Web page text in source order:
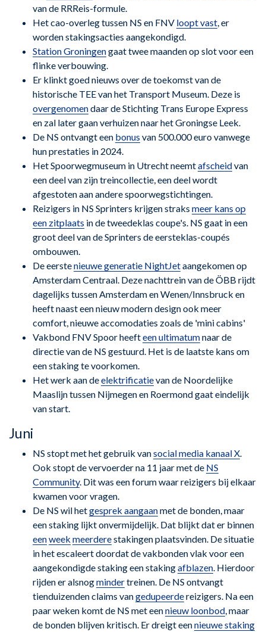
van de RRReis-formule.
Het cao-overleg tussen NS en FNV loopt vast , er
worden stakingsacties aangekondigd.
Station Groningengaat twee maanden op slot voor een
flinke verbouwing.
Er klinkt goed nieuws over de toekomst van de
historische TEE van het Transport Museum. Deze is
overgenomendaar de Stichting Trans Europe Express
en zal later gaan verhuizen naar het Groningse Leek.
De NS ontvangt een bonus van 500.000 euro vanwege
hun prestaties in 2024.
Het Spoorwegmuseum in Utrecht neemtafscheidvan
een deel van zijn treincollectie, een deel wordt
afgestoten aan andere spoorwegstichtingen.
Reizigers in NS Sprinters krijgen straks meer kans op
een zitplaats in de tweedeklas coupe's. NS gaat in een
groot deel van de Sprinters de eersteklas-coupés
ombouwen.
De eerstenieuwe generatie NightJetaangekomen op
Amsterdam Centraal. Deze nachttrein van de ÖBB rijdt
dagelijks tussen Amsterdam en Wenen/Innsbruck en
heeft naast een nieuw modern design ook meer
comfort, nieuwe accomodaties zoals de 'mini cabins'
Vakbond FNV Spoor heefteen ultimatumnaar de
directie van de NS gestuurd. Het is de laatste kans om
een staking te voorkomen.
Het werk aan deelektrificatievan de Noordelijke
Maaslijn tussen Nijmegen en Roermond gaat eindelijk
van start.
Juni
NS stopt met het gebruik vansocial media kanaal X
Ook stopt de vervoerder na 11 jaar met de NS
Community. Dit was een forum waar reizigers bij elkaar
kwamen voor vragen.
De NS wil hetgesprek aangaanmet de bonden, maar
een staking lijkt onvermijdelijk. Dat blijkt dat er binnen
eenweek meerderestakingen plaatsvinden. De situatie
in het escaleert doordat de vakbonden vlak voor een
aangekondigde staking een stakingafblazen . Hierdoor
rijden er alsnogmindertreinen. De NS ontvangt
tienduizenden claims vangedupeerdereizigers. Na een
paar weken komt de NS met eennieuw loonbod , maar
de bonden blijven kritisch. Er dreigt eennieuwe staking